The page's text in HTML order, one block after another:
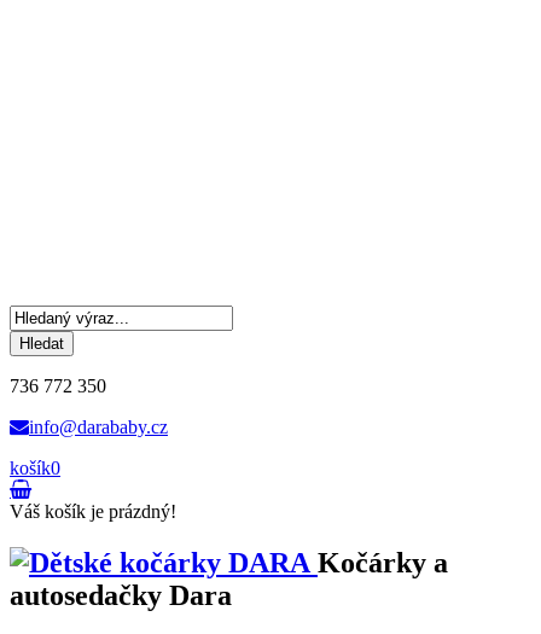
Hledat
736 772 350
info@darababy.cz
košík0
Váš košík je prázdný!
Kočárky a
autosedačky Dara